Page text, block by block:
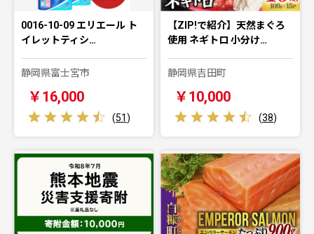
0016-10-09 エリエール ト
イレットティシ…
静岡県富士宮市
￥16,000
(51)
【ZIP!で紹介】天然まぐろ
使用 ネギトロ 小分け…
静岡県吉田町
￥10,000
(38)